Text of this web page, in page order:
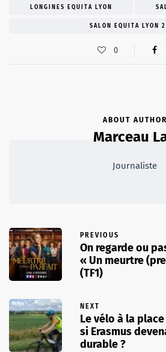
LONGINES EQUITA LYON
SALON EQUITA LYON
0
ABOUT AUTHOR
Marceau
Journaliste
PREVIOUS
On regarde ou
« Un meurtre
(TF1)
NEXT
Le vélo à la
si Erasmus
durable ?